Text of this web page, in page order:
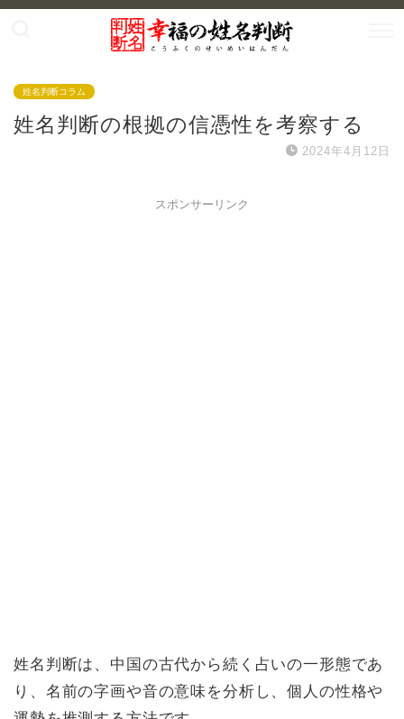
姓名判断コラム
姓名判断の根拠の信憑性を考察する
2024年4月12日
スポンサーリンク
姓名判断は、中国の古代から続く占いの一形態であ
り、名前の字画や音の意味を分析し、個人の性格や